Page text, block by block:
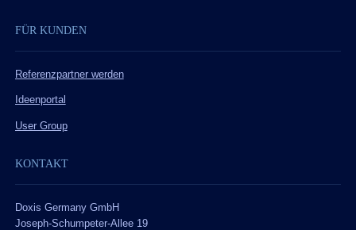
FÜR KUNDEN
Referenzpartner werden
Ideenportal
User Group
KONTAKT
Doxis Germany GmbH
Joseph-Schumpeter-Allee 19